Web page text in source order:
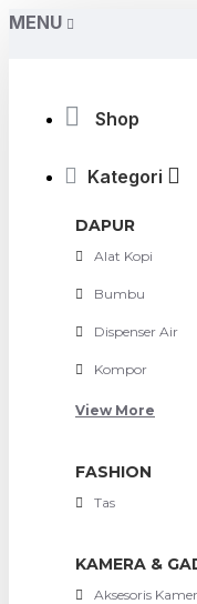
MENU
Shop
Kategori
DAPUR
Alat Kopi
Bumbu
Dispenser Air
Kompor
View More
FASHION
Tas
KAMERA &
Aksesoris